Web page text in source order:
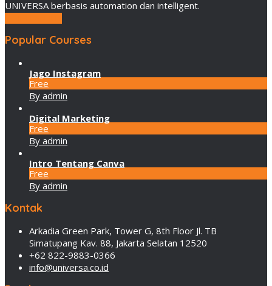
UNIVERSA berbasis automation dan intelligent.
Popular Courses
Jago Instagram
Free
By admin
Digital Marketing
Free
By admin
Intro Tentang Canva
Free
By admin
Kontak
Arkadia Green Park, Tower G, 8th Floor Jl. TB
Simatupang Kav. 88, Jakarta Selatan 12520
+62 822-9883-0366
info@universa.co.id